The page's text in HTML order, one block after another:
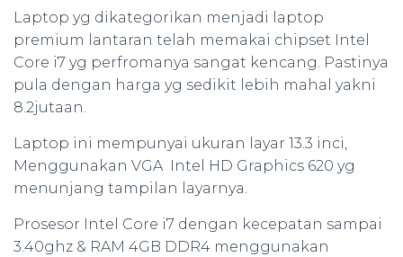
Laptop yg dikategorikan menjadi laptop
premium lantaran telah memakai chipset Intel
Core i7 yg perfromanya sangat kencang. Pastinya
pula dengan harga yg sedikit lebih mahal yakni
8.2jutaan.
Laptop ini mempunyai ukuran layar 13.3 inci,
Menggunakan VGA Intel HD Graphics 620 yg
menunjang tampilan layarnya.
Prosesor Intel Core i7 dengan kecepatan sampai
3.40ghz & RAM 4GB DDR4 menggunakan